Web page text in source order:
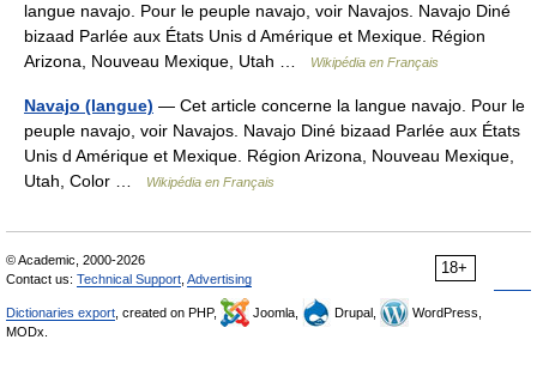
langue navajo. Pour le peuple navajo, voir Navajos. Navajo Diné
bizaad Parlée aux États Unis d Amérique et Mexique. Région
Arizona, Nouveau Mexique, Utah …
Wikipédia en Français
Navajo (langue) — Cet article concerne la langue navajo. Pour le
peuple navajo, voir Navajos. Navajo Diné bizaad Parlée aux États
Unis d Amérique et Mexique. Région Arizona, Nouveau Mexique,
Utah, Color …
Wikipédia en Français
18+
© Academic, 2000-2026
Contact us: Technical Support Advertising
Dictionaries export , created on PHP, Joomla, Drupal,
WordPress,
MODx.